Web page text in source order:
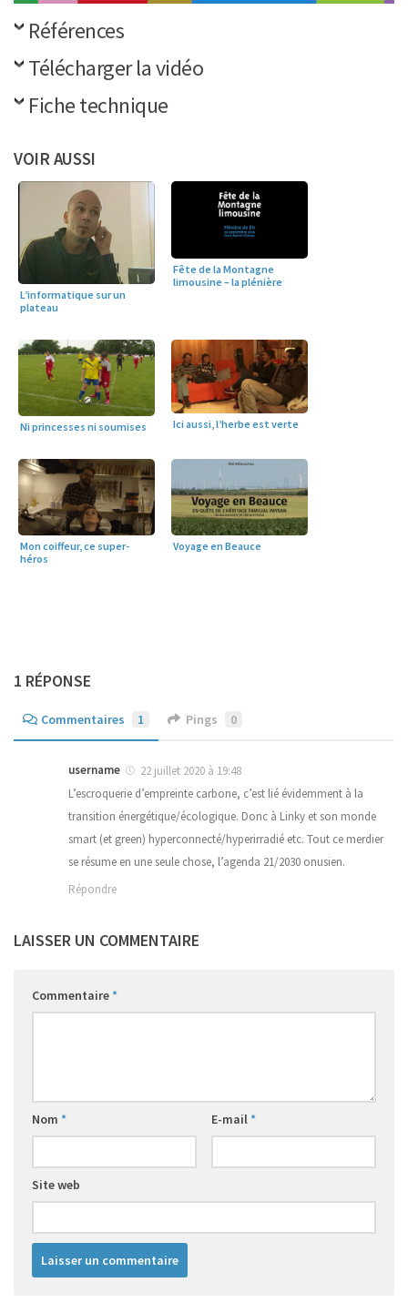
Références
Télécharger la vidéo
Fiche technique
VOIR AUSSI
L’informatique sur un
plateau
Fête de la Montagne
limousine – la plénière
Ni princesses ni soumises Ici aussi, l’herbe est verte
Mon coiffeur, ce super-
héros
Voyage en Beauce
1 RÉPONSE
Commentaires 1 Pings 0
username
22 juillet 2020 à 19:48
L’escroquerie d’empreinte carbone, c’est lié évidemment à la
transition énergétique/écologique. Donc à Linky et son monde
smart (et green) hyperconnecté/hyperirradié etc. Tout ce merdier
se résume en une seule chose, l’agenda 21/2030 onusien.
Répondre
LAISSER UN COMMENTAIRE
Commentaire*
Nom * E-mail*
Site web